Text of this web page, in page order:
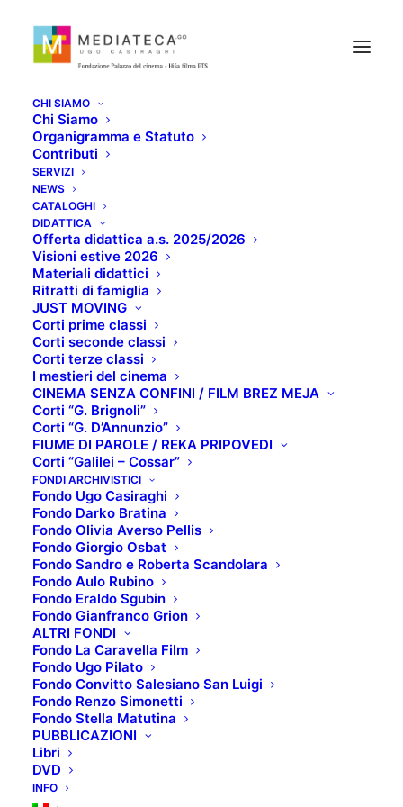
CHI SIAMO
Chi Siamo
Organigramma e Statuto
Contributi
SERVIZI
NEWS
CATALOGHI
DIDATTICA
Offerta didattica a.s. 2025/2026
Visioni estive 2026
Materiali didattici
Ritratti di famiglia
JUST MOVING
Corti prime classi
Corti seconde classi
Corti terze classi
I mestieri del cinema
CINEMA SENZA CONFINI / FILM BREZ MEJA
Corti “G. Brignoli”
Corti “G. D’Annunzio”
FIUME DI PAROLE / REKA PRIPOVEDI
Corti “Galilei – Cossar”
FONDI ARCHIVISTICI
Fondo Ugo Casiraghi
Fondo Darko Bratina
Fondo Olivia Averso Pellis
Fondo Giorgio Osbat
Fondo Sandro e Roberta Scandolara
Fondo Aulo Rubino
Fondo Eraldo Sgubin
Fondo Gianfranco Grion
ALTRI FONDI
Fondo La Caravella Film
Fondo Ugo Pilato
Fondo Convitto Salesiano San Luigi
Fondo Renzo Simonetti
Fondo Stella Matutina
PUBBLICAZIONI
Libri
DVD
INFO
L'OMBRELLONE
GIUGNO 19, 2020
SCHEDA TECNICA:
Titolo originale: L’ombrellone
Regista: Dino RISI
Anno produzione: 1965
Paese produzione: Italia, Francia, Spagna
Genere: Commedia
TRAMA:L’ingegner Enrico Marletti, approfittando di
due giorni di vacanza, decide di far visita alla moglie
Giuliana in villeggiatura sull’Adriatico. Lasciata Roma
si trova immerso nella frenetica atmosfera d’una
spiaggia in “alta stagione”, fitta di gente pettegola,
noiosa, invadente, che per divertirsi s’adatta ad ogni
sciocca, spossante occupazione. Enrico non tarda ad
accorgersi che Giuliana è a disagio. Geloso, crede di